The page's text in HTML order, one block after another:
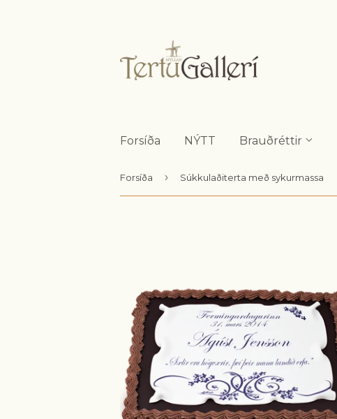
Forsíða NÝTT Brauðréttir
Forsíða › Súkkulaðiterta með sykurmassa